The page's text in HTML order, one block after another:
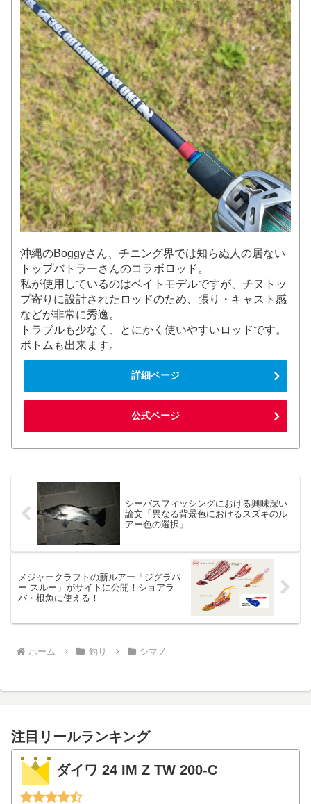
沖縄のBoggyさん、チニング界では知らぬ人の居ない
トップバトラーさんのコラボロッド。
私が使用しているのはベイトモデルですが、チヌトッ
プ寄りに設計されたロッドのため、張り・キャスト感
などが非常に秀逸。
トラブルも少なく、とにかく使いやすいロッドです。
ボトムも出来ます。
詳細ページ
公式ページ
シーバスフィッシングにおける興味深い
論文「異なる背景色におけるスズキのル
アー色の選択」
メジャークラフトの新ルアー「ジグラバ
ー スルー」がサイトに公開！ショアラ
バ・根魚に使える！
ホーム 釣り シマノ
注目リールランキング
ダイワ 24 IM Z TW 200-C